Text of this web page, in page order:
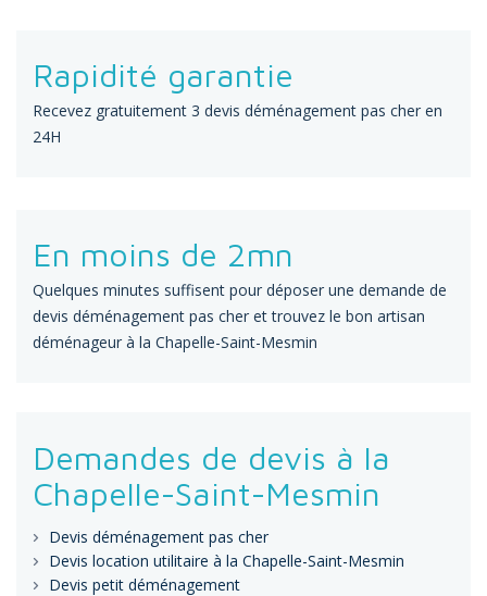
Rapidité garantie
Recevez gratuitement 3 devis déménagement pas cher en
24H
En moins de 2mn
Quelques minutes suffisent pour déposer une demande de
devis déménagement pas cher et trouvez le bon artisan
déménageur à la Chapelle-Saint-Mesmin
Demandes de devis à la
Chapelle-Saint-Mesmin
Devis déménagement pas cher
Devis location utilitaire à la Chapelle-Saint-Mesmin
Devis petit déménagement